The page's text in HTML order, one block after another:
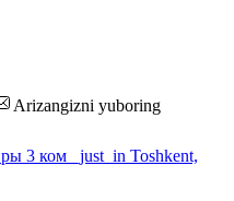
Arizangizni yuboring